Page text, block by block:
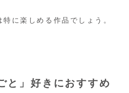
に楽しめる作品でしょう。
と」好きにおすすめ